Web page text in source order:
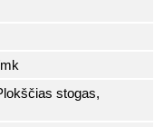
stogas,